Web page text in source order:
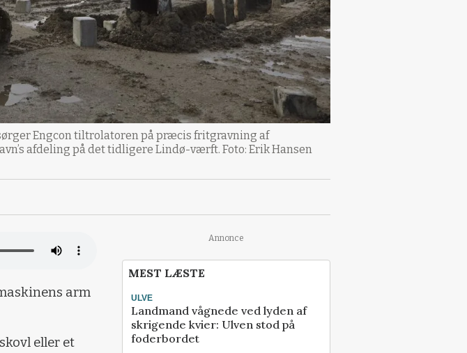
Engcon tiltrolatoren på præcis fritgravning af
afdeling på det tidligere Lindø-værft. Foto: Erik Hansen
arm
eller et
Annonce
MEST LÆSTE
ULVE
Landmand vågnede ved lyden af
skrigende kvier: Ulven stod på
foderbordet